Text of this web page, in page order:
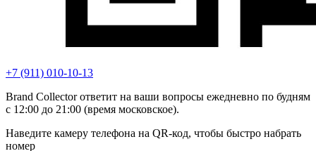
+7 (911) 010-10-13
Brand Collector ответит на ваши вопросы ежедневно по будням
с 12:00 до 21:00 (время московское).
Наведите камеру телефона на QR-код, чтобы быстро набрать
номер